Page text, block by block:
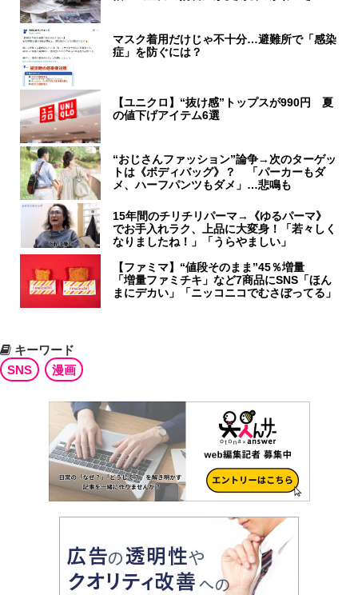
マスク着用だけじゃ不十分…避難所で「感染
症」を防ぐには？
【ユニクロ】“抜け感”トップスが990円 夏
の値下げアイテム6選
“おじさんファッション”論争→次のターゲッ
トは《ボディバッグ》？ 「パーカーもダ
メ、ハーフパンツもダメ」…悲鳴も
15年間のチリチリパーマ→《ゆるパーマ》
でお手入れラク、上品に大変身！「若々しく
なりましたね！」「うらやましい」
【ファミマ】“値段そのまま”45％増量
「増量ファミチキ」など7商品にSNS「ほん
まにデカい」「ニッコニコでむさぼってる」
キーワード
SNS
漫画